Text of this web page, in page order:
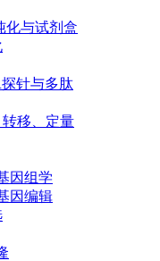
化与试剂盒
针与多肽
移、定量
因组学
因编辑